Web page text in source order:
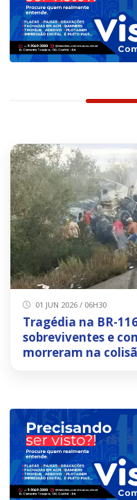
01 JUN 2026 / 06H30
Tragédia na BR-
sobreviventes e
morreram na